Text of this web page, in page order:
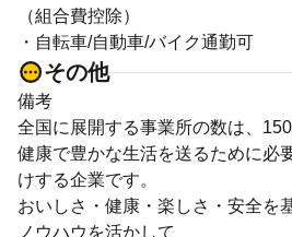
（組合費控除）
・自転車/自動車/バイク通勤可
その他
備考
全国に展開する事業所の数は、
健康で豊かな生活を送るために必
けする企業です。
おいしさ・健康・楽しさ・安全を
ノウハウを活かして